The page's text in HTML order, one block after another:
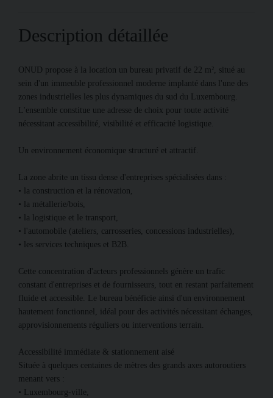
Description détaillée
ONUD propose à la location un bureau privatif de 22 m², situé au
sein d'un immeuble professionnel moderne implanté dans l'une des
zones industrielles les plus dynamiques du sud du Luxembourg.
L'ensemble constitue une adresse de choix pour toute activité
nécessitant accessibilité, visibilité et efficacité logistique.
Un environnement économique structuré et attractif.
La zone abrite un tissu dense d'entreprises spécialisées dans :
• la construction et la rénovation,
• la métallerie/bois,
• la logistique et le transport,
• l'automobile (ateliers, carrosseries, concessions industrielles),
• les services techniques et B2B.
Cette concentration d'acteurs professionnels génère un trafic
constant d'entreprises et de fournisseurs, tout en restant parfaitement
fluide et accessible. Le bureau bénéficie ainsi d'un environnement
hautement fonctionnel, idéal pour des activités nécessitant échanges,
approvisionnements réguliers ou interventions terrain.
Accessibilité immédiate & stationnement aisé
Située à quelques centaines de mètres des grands axes autoroutiers
menant vers :
• Luxembourg-ville,